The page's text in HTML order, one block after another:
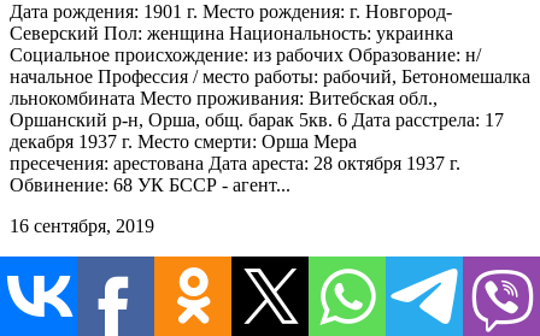
Дата рождения: 1901 г. Место рождения: г. Новгород-
Северский Пол: женщина Национальность: украинка
Социальное происхождение: из рабочих Образование: н/
начальное Профессия / место работы: рабочий, Бетономешалка
льнокомбината Место проживания: Витебская обл.,
Оршанский р-н, Орша, общ. барак 5кв. 6 Дата расстрела: 17
декабря 1937 г. Место смерти: Орша Мера
пресечения: арестована Дата ареста: 28 октября 1937 г.
Обвинение: 68 УК БССР - агент...
16 сентября, 2019
Рымкевич Иосиф Антонович (1899)
Дата рождения: 1899 г. Место рождения: дер. Колпыница